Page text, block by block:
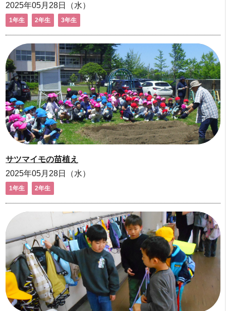
2025年05月28日（水）
1年生 2年生 3年生
サツマイモの苗植え
2025年05月28日（水）
1年生 2年生